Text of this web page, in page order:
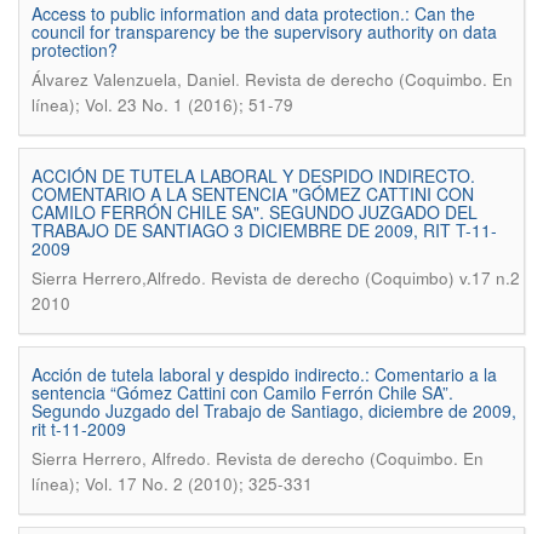
Access to public information and data protection.: Can the
council for transparency be the supervisory authority on data
protection?
Álvarez Valenzuela, Daniel. Revista de derecho (Coquimbo. En
línea); Vol. 23 No. 1 (2016); 51-79
ACCIÓN DE TUTELA LABORAL Y DESPIDO INDIRECTO.
COMENTARIO A LA SENTENCIA "GÓMEZ CATTINI CON
CAMILO FERRÓN CHILE SA". SEGUNDO JUZGADO DEL
TRABAJO DE SANTIAGO 3 DICIEMBRE DE 2009, RIT T-11-
2009
Sierra Herrero,Alfredo. Revista de derecho (Coquimbo) v.17 n.2
2010
Acción de tutela laboral y despido indirecto.: Comentario a la
sentencia “Gómez Cattini con Camilo Ferrón Chile SA”.
Segundo Juzgado del Trabajo de Santiago, diciembre de 2009,
rit t-11-2009
Sierra Herrero, Alfredo. Revista de derecho (Coquimbo. En
línea); Vol. 17 No. 2 (2010); 325-331